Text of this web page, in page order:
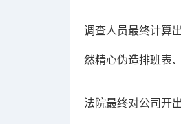
调查人员最终计算
然精心伪造排班表
法院最终对公司开